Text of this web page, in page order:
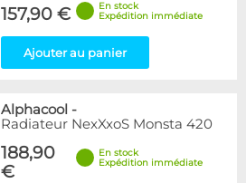
157,90 €
En stock
Expédition immédiate
Ajouter au panier
Alphacool -
Radiateur NexXxoS Monsta 420
188,90
€
En stock
Expédition immédiate